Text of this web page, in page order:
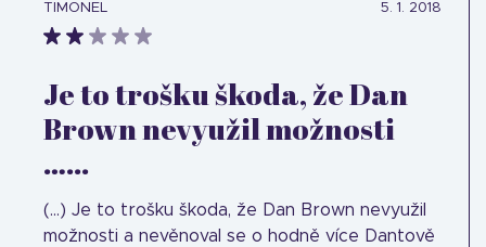
TIMONEL 5. 1. 2018
Je to trošku škoda, že Dan
Brown nevyužil možnosti
…...
(...) Je to trošku škoda, že Dan Brown nevyužil
možnosti a nevěnoval se o hodně více Dantově